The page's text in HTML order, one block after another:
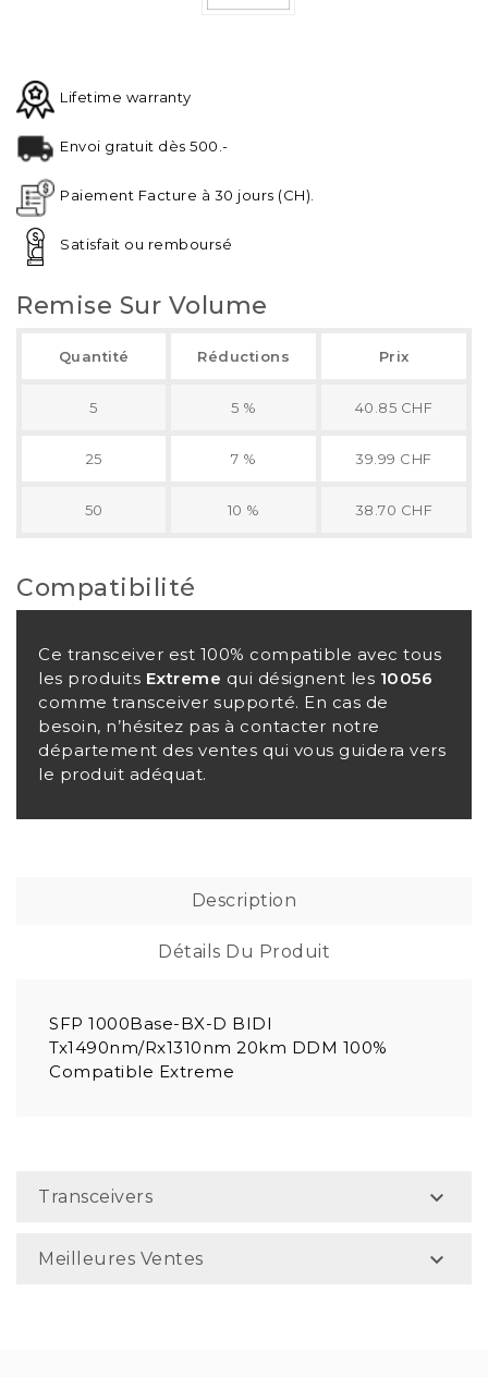
Lifetime warranty
Envoi gratuit dès 500.-
Paiement Facture à 30 jours (CH).
Satisfait ou remboursé
Remise Sur Volume
Quantité Réductions Prix
5 5 % 40.85 CHF
25 7 % 39.99 CHF
50 10 % 38.70 CHF
Compatibilité
Ce transceiver est 100% compatible avec tous
les produits Extreme qui désignent les 10056
comme transceiver supporté. En cas de
besoin, n’hésitez pas à contacter notre
département des ventes qui vous guidera vers
le produit adéquat.
Description
Détails Du Produit
SFP 1000Base-BX-D BIDI
Tx1490nm/Rx1310nm 20km DDM 100%
Compatible Extreme
Transceivers 
Meilleures Ventes 